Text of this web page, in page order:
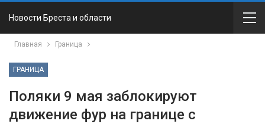
Новости Бреста и области
Главная Граница
ГРАНИЦА
Поляки 9 мая заблокируют
движение фур на границе с